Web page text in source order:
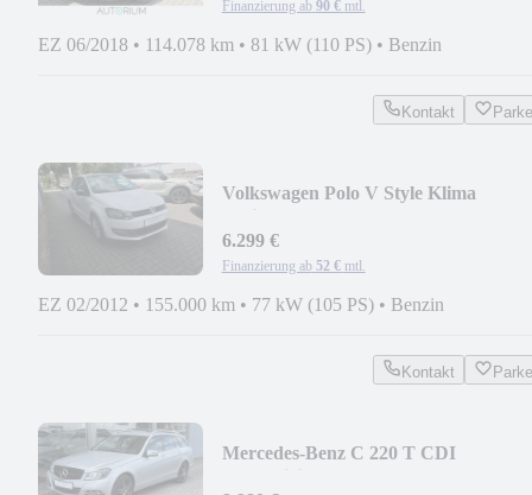
Finanzierung ab 90 € mtl.
EZ 06/2018 • 114.078 km • 81 kW (110 PS) • Benzin
Kontakt
Volkswagen Polo V Style Klima
6.299 €
Finanzierung ab 52 € mtl.
EZ 02/2012 • 155.000 km • 77 kW (105 PS) • Benzin
Kontakt
Mercedes-Benz C 220 T CDI